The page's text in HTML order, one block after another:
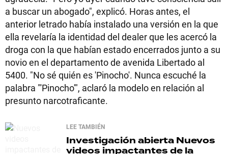
a buscar un abogado", explicó. Horas antes, el
anterior letrado había instalado una versión en la que
ella revelaría la identidad del dealer que les acercó la
droga con la que habían estado encerrados junto a su
novio en el departamento de avenida Libertado al
5400. "No sé quién es 'Pinocho'. Nunca escuché la
palabra "'Pinocho'", aclaró la modelo en relación al
presunto narcotraficante.
LEE TAMBIÉN
Investigación abierta Nuevos
videos impactantes de la